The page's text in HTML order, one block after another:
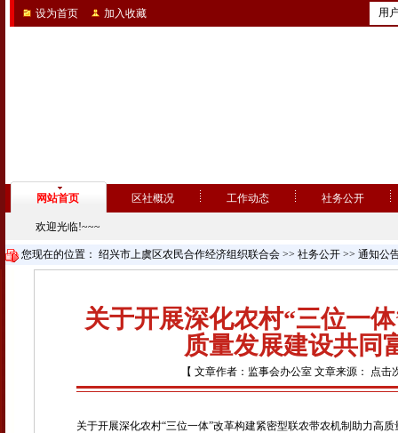
设为首页 加入收藏 用
网站首页 区社概况 工作动态 社务公开
欢迎光临!~~~
您现在的位置： 绍兴市上虞区农民合作经济组织联合会 >> 社务公开 >> 通知公
关于开展深化农村“三位一
质量发展建设共同
【 文章作者：监事会办公室 文章来源： 点
关于开展深化农村“三位一体”改革构建紧密型联农带农机制助力高